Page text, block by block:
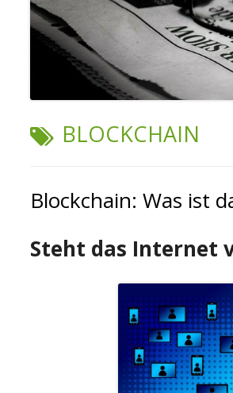
SCHLAGWORT:
BLOCKCHAIN
Blockchain: Was ist
Steht das Internet